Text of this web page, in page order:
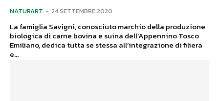
NATURART - 24 SETTEMBRE 2020
La famiglia Savigni, conosciuto marchio della produzione
biologica di carne bovina e suina dell’Appennino Tosco
Emiliano, dedica tutta se stessa all’integrazione di filiera
e...